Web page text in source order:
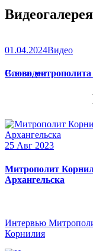
Видеогалерея
01.04.2024Видео
Слово митрополита
Все видео
25 Авг 2023
Митрополит
Архангельска
Интервью
Корнилия